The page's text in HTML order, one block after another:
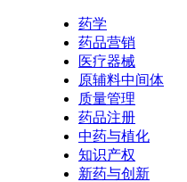
药学
药品营销
医疗器械
原辅料中间体
质量管理
药品注册
中药与植化
知识产权
新药与创新